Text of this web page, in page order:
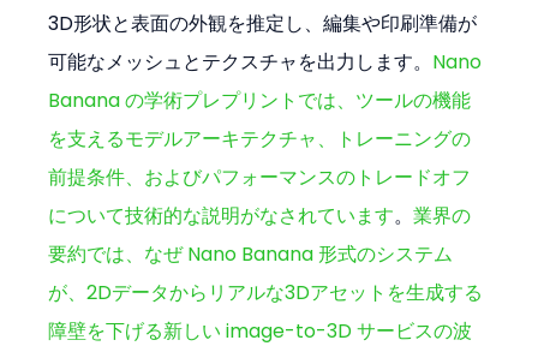
3D形状と表面の外観を推定し、編集や印刷準備が
可能なメッシュとテクスチャを出力します。 Nano
Banana の学術プレプリントでは、ツールの機能
を支えるモデルアーキテクチャ、トレーニングの
前提条件、およびパフォーマンスのトレードオフ
について技術的な説明がなされています。業界の
要約では、なぜ Nano Banana 形式のシステム
が、2Dデータからリアルな3Dアセットを生成する
障壁を下げる新しい image-to-3D サービスの波